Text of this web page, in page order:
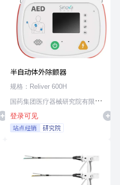
半自动体外除颤器
规格：Reliver 600H
国药集团医疗器械研究院有限公
司
登录可见
站点经销 研究院